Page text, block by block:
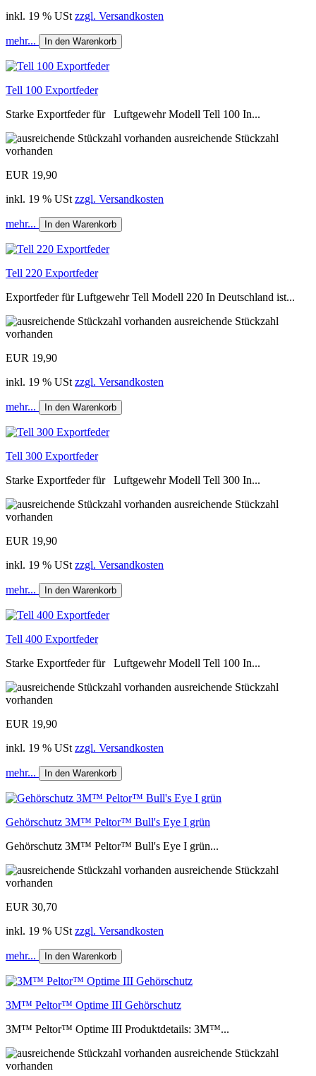
inkl. 19 % USt zzgl. Versandkosten
mehr... In den Warenkorb
Tell 100 Exportfeder
Starke Exportfeder für Luftgewehr Modell Tell 100 In...
ausreichende Stückzahl
vorhanden
EUR 19,90
inkl. 19 % USt zzgl. Versandkosten
mehr... In den Warenkorb
Tell 220 Exportfeder
Exportfeder für Luftgewehr Tell Modell 220 In Deutschland ist...
ausreichende Stückzahl
vorhanden
EUR 19,90
inkl. 19 % USt zzgl. Versandkosten
mehr... In den Warenkorb
Tell 300 Exportfeder
Starke Exportfeder für Luftgewehr Modell Tell 300 In...
ausreichende Stückzahl
vorhanden
EUR 19,90
inkl. 19 % USt zzgl. Versandkosten
mehr... In den Warenkorb
Tell 400 Exportfeder
Starke Exportfeder für Luftgewehr Modell Tell 100 In...
ausreichende Stückzahl
vorhanden
EUR 19,90
inkl. 19 % USt zzgl. Versandkosten
mehr... In den Warenkorb
Gehörschutz 3M™ Peltor™ Bull's Eye I grün
Gehörschutz 3M™ Peltor™ Bull's Eye I grün...
ausreichende Stückzahl
vorhanden
EUR 30,70
inkl. 19 % USt zzgl. Versandkosten
mehr... In den Warenkorb
3M™ Peltor™ Optime III Gehörschutz
3M™ Peltor™ Optime III Produktdetails: 3M™...
ausreichende Stückzahl
vorhanden